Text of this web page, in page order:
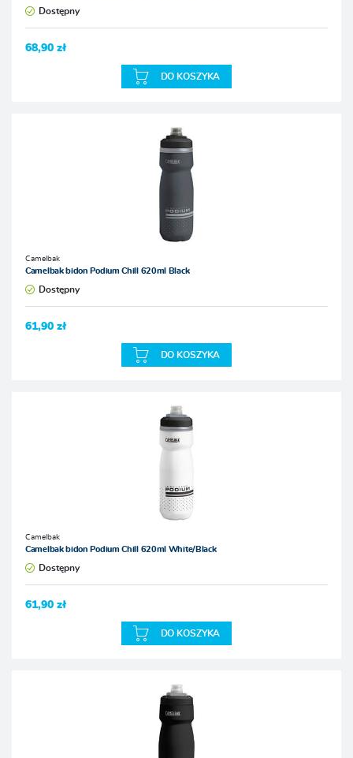
Dostępny
68,90 zł
DO KOSZYKA
Camelbak
Camelbak bidon Podium Chill 620ml Black
Dostępny
61,90 zł
DO KOSZYKA
Camelbak
Camelbak bidon Podium Chill 620ml White/Black
Dostępny
61,90 zł
DO KOSZYKA